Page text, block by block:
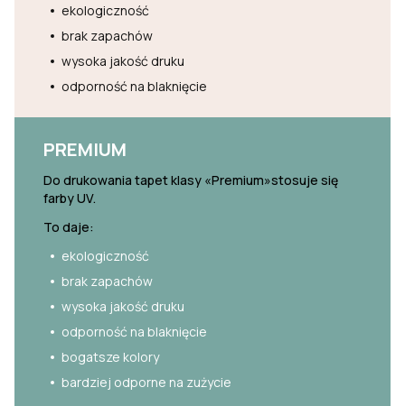
ekologiczność
brak zapachów
wysoka jakość druku
odporność na blaknięcie
PREMIUM
Do drukowania tapet klasy «Premium»stosuje się
farby UV.
To daje:
ekologiczność
brak zapachów
wysoka jakość druku
odporność na blaknięcie
bogatsze kolory
bardziej odporne na zużycie